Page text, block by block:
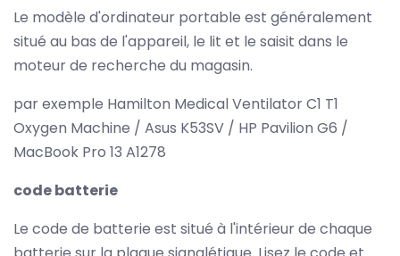
Le modèle d'ordinateur portable est généralement
situé au bas de l'appareil, le lit et le saisit dans le
moteur de recherche du magasin.
par exemple Hamilton Medical Ventilator C1 T1
Oxygen Machine / Asus K53SV / HP Pavilion G6 /
MacBook Pro 13 A1278
code batterie
Le code de batterie est situé à l'intérieur de chaque